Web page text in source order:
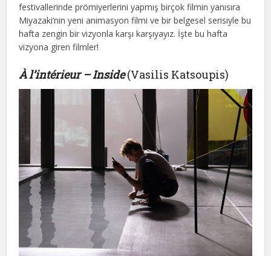
festivallerinde prömiyerlerini yapmış birçok filmin yanısıra
Miyazaki’nin yeni animasyon filmi ve bir belgesel serisiyle bu
hafta zengin bir vizyonla karşı karşıyayız. İşte bu hafta
vizyona giren filmler!
À l’intérieur – Inside(Vasilis Katsoupis)